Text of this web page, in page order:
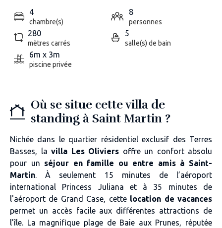
4
chambre(s)
8
personnes
280
mètres carrés
5
salle(s) de bain
6m x 3m
piscine privée
Où se situe cette villa de
standing à Saint Martin ?
Nichée dans le quartier résidentiel exclusif des Terres
Basses, la villa Les Oliviers offre un confort absolu
pour un séjour en famille ou entre amis à Saint-
Martin. À seulement 15 minutes de l’aéroport
international Princess Juliana et à 35 minutes de
l'aéroport de Grand Case, cette location de vacances
permet un accès facile aux différentes attractions de
l’île. La magnifique plage de Baie aux Prunes, réputée